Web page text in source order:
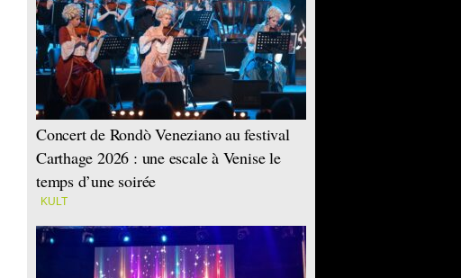
Concert de Rondò Veneziano au festival
Carthage 2026 : une escale à Venise le
temps d’une soirée
KULT